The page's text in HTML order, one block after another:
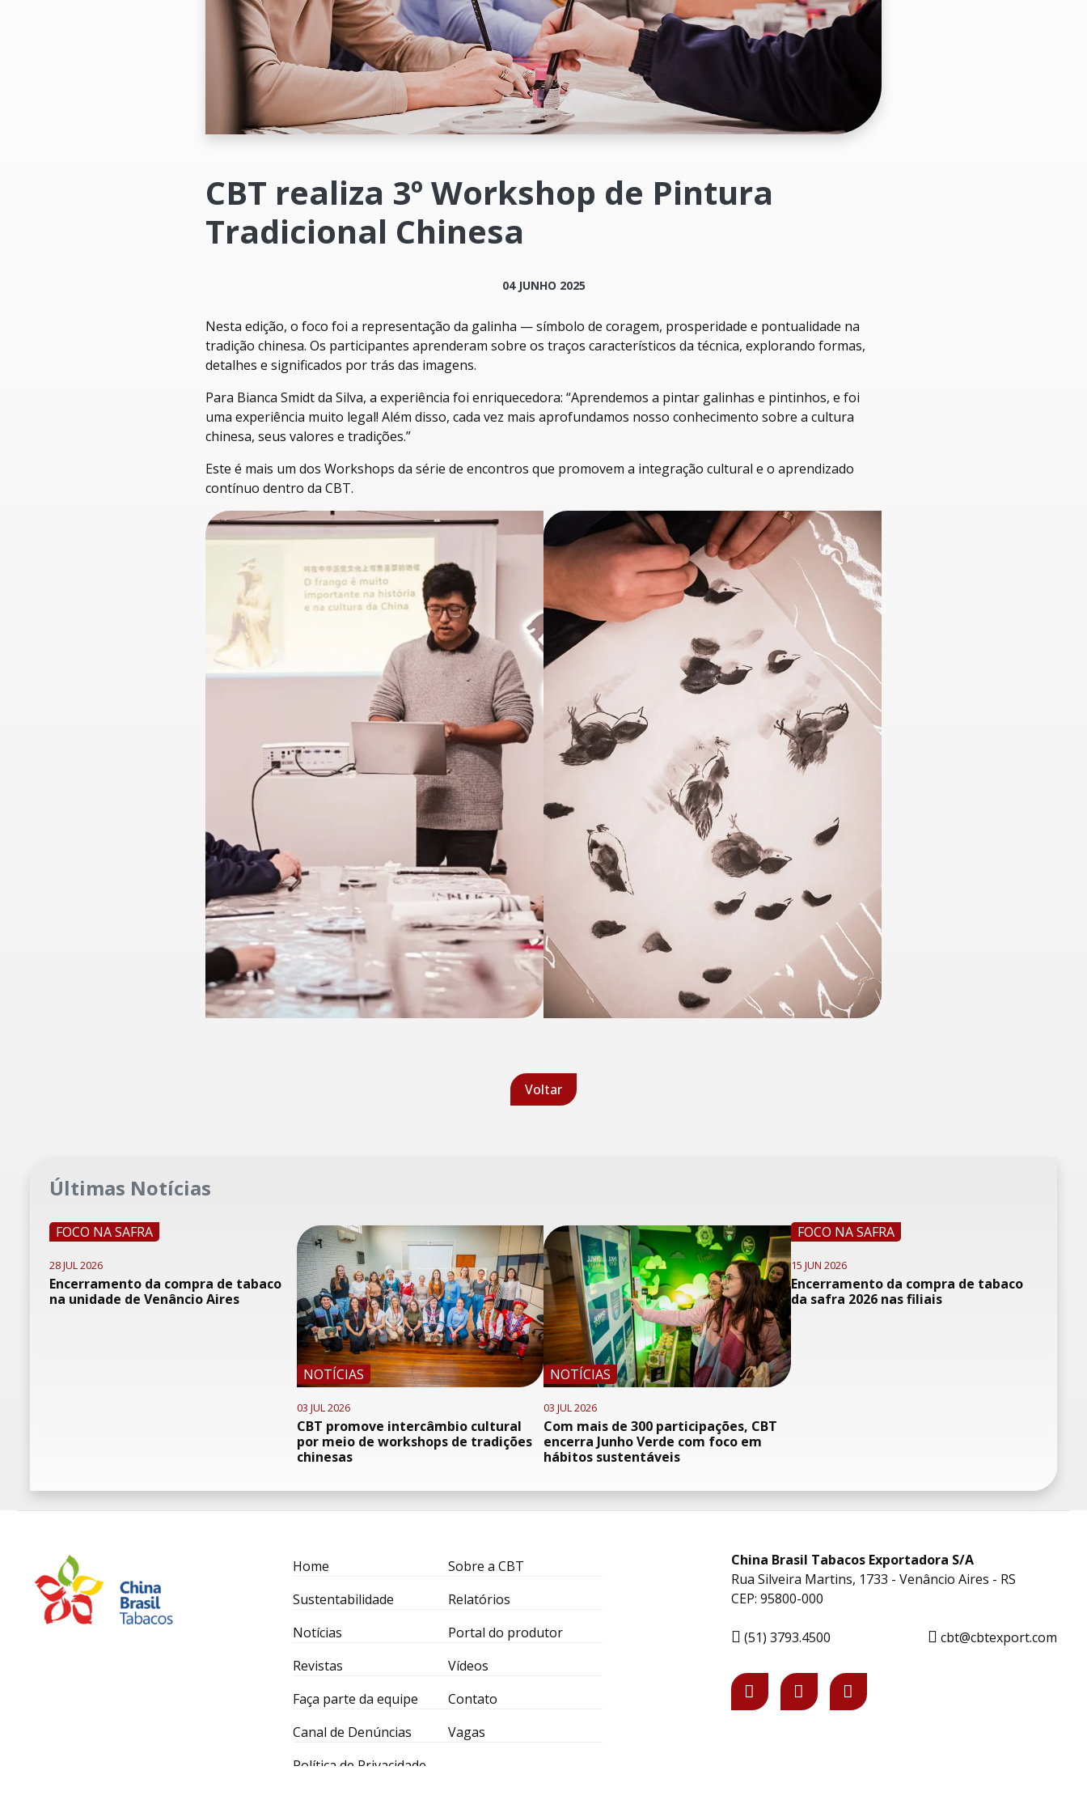
CBT realiza 3º Workshop de Pintura
Tradicional Chinesa
04 JUNHO 2025
Nesta edição, o foco foi a representação da galinha — símbolo de coragem, prosperidade e pontualidade na
tradição chinesa. Os participantes aprenderam sobre os traços característicos da técnica, explorando formas,
detalhes e significados por trás das imagens.
Para Bianca Smidt da Silva, a experiência foi enriquecedora: “Aprendemos a pintar galinhas e pintinhos, e foi
uma experiência muito legal! Além disso, cada vez mais aprofundamos nosso conhecimento sobre a cultura
chinesa, seus valores e tradições.”
Este é mais um dos Workshops da série de encontros que promovem a integração cultural e o aprendizado
contínuo dentro da CBT.
Voltar
Últimas Notícias
FOCO NA SAFRA
28 JUL 2026
Encerramento da compra de tabaco
na unidade de Venâncio Aires
NOTÍCIAS
03 JUL 2026
CBT promove intercâmbio cultural
por meio de workshops de tradições
chinesas
NOTÍCIAS
03 JUL 2026
Com mais de 300 participações, CBT
encerra Junho Verde com foco em
hábitos sustentáveis
FOCO NA SAFRA
15 JUN 2026
Encerramento da compra de tabaco
da safra 2026 nas filiais
Home
Sobre a CBT
Sustentabilidade
Relatórios
Notícias
Portal do produtor
Revistas
Vídeos
Faça parte da equipe
Contato
Canal de Denúncias
Vagas
Política de Privacidade
China Brasil Tabacos Exportadora S/A
Rua Silveira Martins, 1733 - Venâncio Aires - RS
CEP: 95800-000
(51) 3793.4500 cbt@cbtexport.com